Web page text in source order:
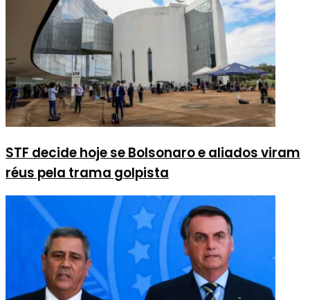
STF decide hoje se Bolsonaro e aliados viram
réus pela trama golpista